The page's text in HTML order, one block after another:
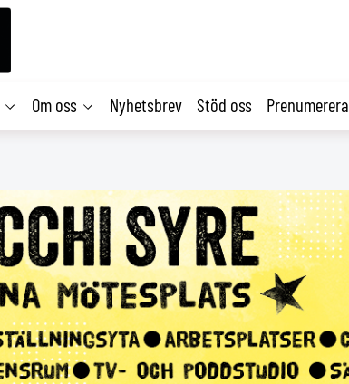
Om oss Nyhetsbrev Stöd oss Prenumerera